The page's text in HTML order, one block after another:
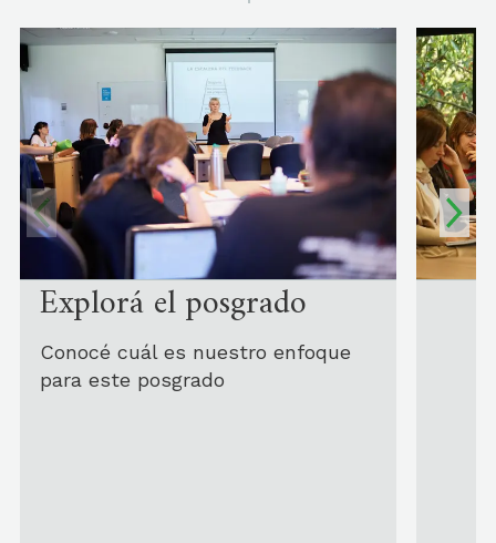
Explorá el posgrado
Conocé cuál es nuestro enfoque
para este posgrado